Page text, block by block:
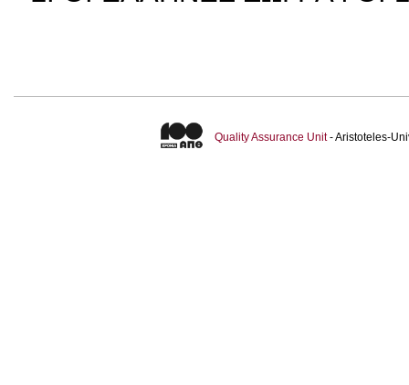
Quality Assurance Unit- Aristoteles-